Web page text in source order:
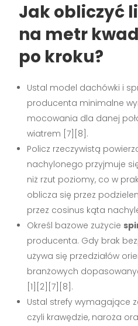
Jak obliczyć
na metr
po kroku?
Ustal model dachówki i
producenta minimalne
mocowania dla danej
wiatrem [7][8].
Policz rzeczywistą
nachylonego przyjmuje
niż rzut poziomy, co w
oblicza się przez
przez cosinus kąta
Określ bazowe zużycie
producenta. Gdy brak
używa się przedziałów
branżowych
[1][2][7][8].
Ustal strefy wymagające
czyli krawędzie, naroża